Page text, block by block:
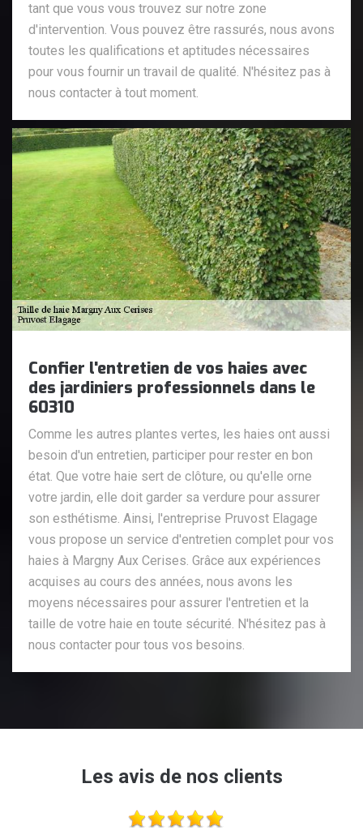
tant que vous vous trouvez sur notre zone
d'intervention. Vous pouvez être rassurés, nous avons
toutes les qualifications et aptitudes nécessaires
pour vous fournir un travail de qualité. N'hésitez pas à
nous contacter à tout moment.
Confier l'entretien de vos haies avec
des jardiniers professionnels dans le
60310
Comme les autres plantes vertes, les haies ont aussi
besoin d'un entretien, participer pour rester en bon
état. Que votre haie sert de clôture, ou qu'elle orne
votre jardin, elle doit garder sa verdure pour assurer
son esthétisme. Ainsi, l'entreprise Pruvost Elagage
vous propose un service d'entretien complet pour vos
haies à Margny Aux Cerises. Grâce aux expériences
acquises au cours des années, nous avons les
moyens nécessaires pour assurer l'entretien et la
taille de votre haie en toute sécurité. N'hésitez pas à
nous contacter pour tous vos besoins.
Les avis de nos clients